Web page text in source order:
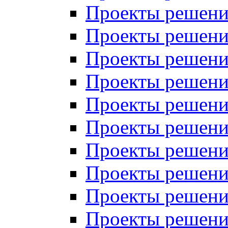
Проекты
Проекты
Проекты
Проекты
Проекты
Проекты
Проекты
Проекты
Проекты
Проекты